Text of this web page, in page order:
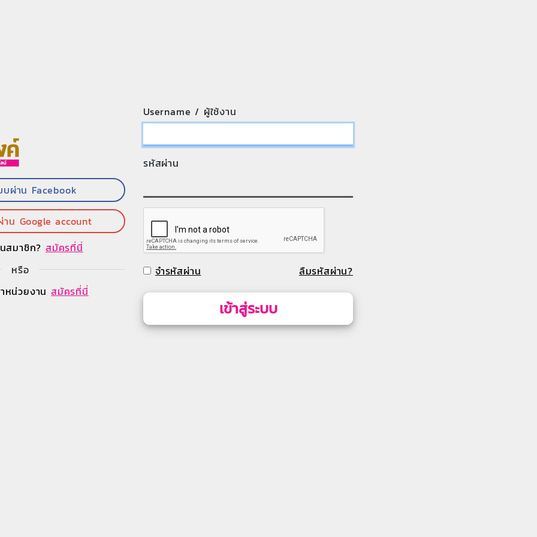
บผ่าน Facebook
าน Google account
สมาชิก? สมัครที่นี่
หรือ
หน่วยงาน สมัครที่นี่
Username / ผู้ใช้งาน
รหัสผ่าน
จำรหัสผ่าน ลืมรหัสผ่าน?
เข้าสู่ระบบ